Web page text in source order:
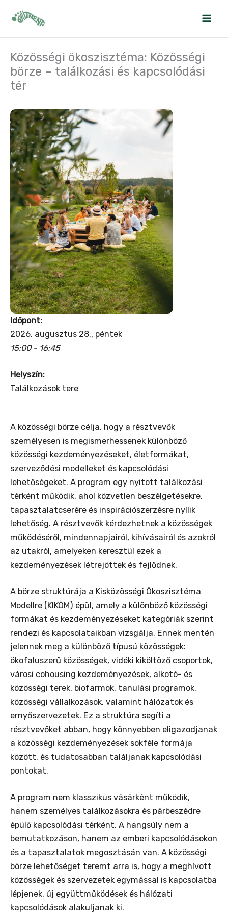
Közösségi ökoszisztéma: Közösségi
börze – találkozási és kapcsolódási
tér
Időpont:
2026. augusztus 28., péntek
15:00 - 16:45
Helyszín:
Találkozások tere
A közösségi börze célja, hogy a résztvevők
személyesen is megismerhessenek különböző
közösségi kezdeményezéseket, életformákat,
szerveződési modelleket és kapcsolódási
lehetőségeket. A program egy nyitott találkozási
térként működik, ahol közvetlen beszélgetésekre,
tapasztalatcserére és inspirációszerzésre nyílik
lehetőség. A résztvevők kérdezhetnek a közösségek
működéséről, mindennapjairól, kihívásairól és azokról
az utakról, amelyeken keresztül ezek a
kezdeményezések létrejöttek és fejlődnek.
A börze struktúrája a Kisközösségi Ökoszisztéma
Modellre (KIKÖM) épül, amely a különböző közösségi
formákat és kezdeményezéseket kategóriák szerint
rendezi és kapcsolataikban vizsgálja. Ennek mentén
jelennek meg a különböző típusú közösségek:
ökofaluszerű közösségek, vidéki kiköltöző csoportok,
városi cohousing kezdeményezések, alkotó- és
közösségi terek, biofarmok, tanulási programok,
közösségi vállalkozások, valamint hálózatok és
ernyőszervezetek. Ez a struktúra segíti a
résztvevőket abban, hogy könnyebben eligazodjanak
a közösségi kezdeményezések sokféle formája
között, és tudatosabban találjanak kapcsolódási
pontokat.
A program nem klasszikus vásárként működik,
hanem személyes találkozásokra és párbeszédre
épülő kapcsolódási térként. A hangsúly nem a
bemutatkozáson, hanem az emberi kapcsolódásokon
és a tapasztalatok megosztásán van. A közösségi
börze lehetőséget teremt arra is, hogy a meghívott
közösségek és szervezetek egymással is kapcsolatba
lépjenek, új együttműködések és hálózati
kapcsolódások alakuljanak ki.